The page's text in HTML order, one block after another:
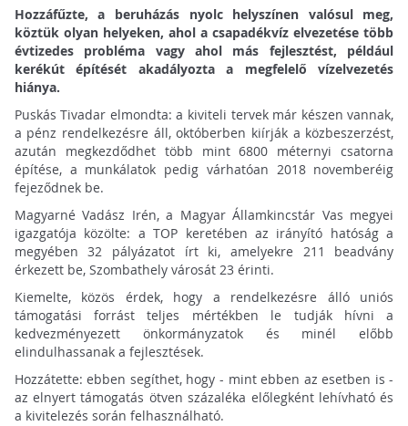
Hozzáfűzte, a beruházás nyolc helyszínen valósul meg,
köztük olyan helyeken, ahol a csapadékvíz elvezetése több
évtizedes probléma vagy ahol más fejlesztést, például
kerékút építését akadályozta a megfelelő vízelvezetés
hiánya.
Puskás Tivadar elmondta: a kiviteli tervek már készen vannak,
a pénz rendelkezésre áll, októberben kiírják a közbeszerzést,
azután megkezdődhet több mint 6800 méternyi csatorna
építése, a munkálatok pedig várhatóan 2018 novemberéig
fejeződnek be.
Magyarné Vadász Irén, a Magyar Államkincstár Vas megyei
igazgatója közölte: a TOP keretében az irányító hatóság a
megyében 32 pályázatot írt ki, amelyekre 211 beadvány
érkezett be, Szombathely városát 23 érinti.
Kiemelte, közös érdek, hogy a rendelkezésre álló uniós
támogatási forrást teljes mértékben le tudják hívni a
kedvezményezett önkormányzatok és minél előbb
elindulhassanak a fejlesztések.
Hozzátette: ebben segíthet, hogy - mint ebben az esetben is -
az elnyert támogatás ötven százaléka előlegként lehívható és
a kivitelezés során felhasználható.